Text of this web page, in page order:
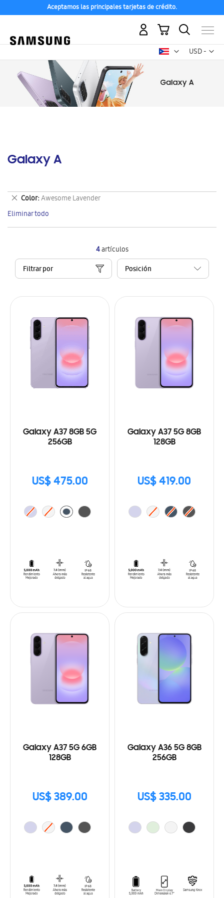
Aceptamos las principales tarjetas de crédito.
USD -
dólar
Mi carrito
Galaxy A
4artículos
Filtrar por
Galaxy A37 8GB 5G
256GB
US$ 475.00
Galaxy A37 5G 8GB
128GB
US$ 419.00
Galaxy A37 5G 6GB
128GB
US$ 389.00
Galaxy A36 5G 8GB
256GB
US$ 335.00
Color Awesome Lavender
Eliminar
este
artículo
Eliminar todo